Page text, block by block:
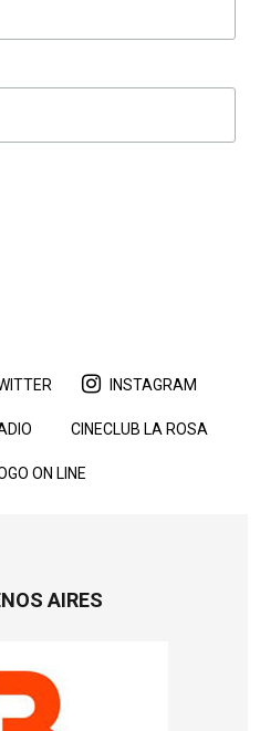
INSTAGRAM
CINECLUB LA ROSA
ON LINE
AIRES